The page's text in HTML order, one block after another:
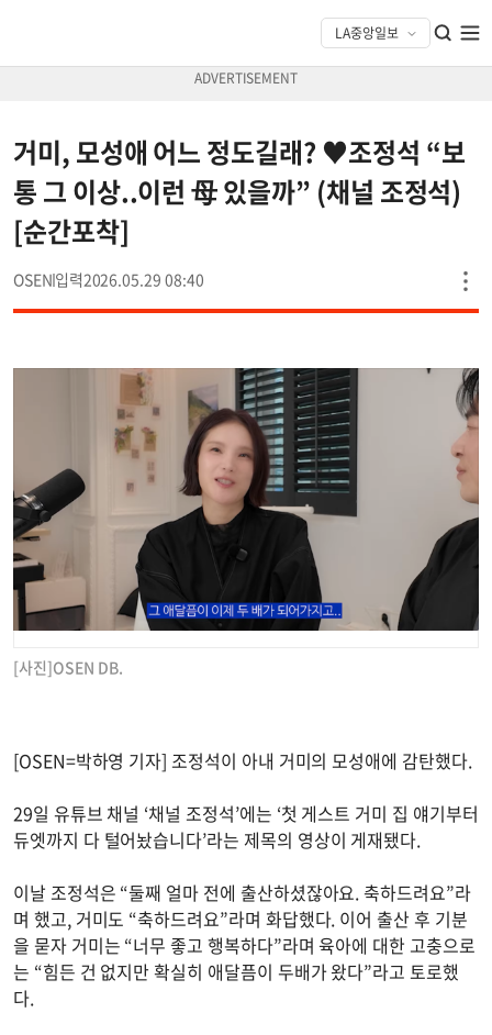
거미, 모성애 어느 정도길래? ♥조정석 “보
통 그 이상..이런 母 있을까” (채널 조정석)
[순간포착]
OSEN 2026.05.29 08:40
[사진]OSEN DB.
[OSEN=박하영 기자] 조정석이 아내 거미의 모성애에 감탄했다.
29일 유튜브 채널 ‘채널 조정석’에는 ‘첫 게스트 거미 집 얘기부터
듀엣까지 다 털어놨습니다’라는 제목의 영상이 게재됐다.
이날 조정석은 “둘째 얼마 전에 출산하셨잖아요. 축하드려요”라
며 했고, 거미도 “축하드려요”라며 화답했다. 이어 출산 후 기분
을 묻자 거미는 “너무 좋고 행복하다”라며 육아에 대한 고충으로
는 “힘든 건 없지만 확실히 애달픔이 두배가 왔다”라고 토로했
다.